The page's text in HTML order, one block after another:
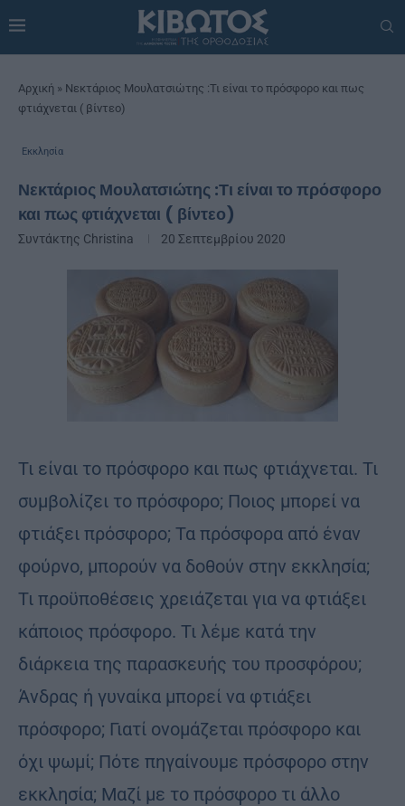
Αρχική » Νεκτάριος Μουλατσιώτης :Τι είναι το πρόσφορο και πως
φτιάχνεται ( βίντεο)
Εκκλησία
Νεκτάριος Μουλατσιώτης :Τι είναι το πρόσφορο
και πως φτιάχνεται ( βίντεο)
Συντάκτης Christina 20 Σεπτεμβρίου 2020
Τι είναι το πρόσφορο και πως φτιάχνεται. Τι
συμβολίζει το πρόσφορο; Ποιος μπορεί να
φτιάξει πρόσφορο; Τα πρόσφορα από έναν
φούρνο, μπορούν να δοθούν στην εκκλησία;
Τι προϋποθέσεις χρειάζεται για να φτιάξει
κάποιος πρόσφορο. Τι λέμε κατά την
διάρκεια της παρασκευής του προσφόρου;
Άνδρας ή γυναίκα μπορεί να φτιάξει
πρόσφορο; Γιατί ονομάζεται πρόσφορο και
όχι ψωμί; Πότε πηγαίνουμε πρόσφορο στην
εκκλησία; Μαζί με το πρόσφορο τι άλλο